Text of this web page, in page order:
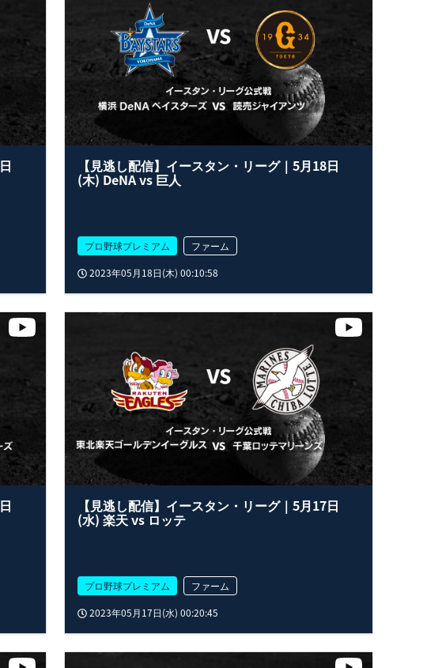
【見逃し配信】イースタン・リーグ｜5月18日
(木) DeNA vs 巨人
プロ野球プレミアム
ファーム
2023年05月18日(木) 00:10:58
【見逃し配信】イースタン・リーグ｜5月17日
(水) 楽天 vs ロッテ
プロ野球プレミアム
ファーム
2023年05月17日(水) 00:20:45